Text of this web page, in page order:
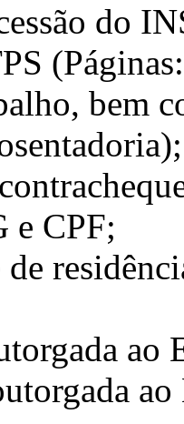
do
bem
e CPF;